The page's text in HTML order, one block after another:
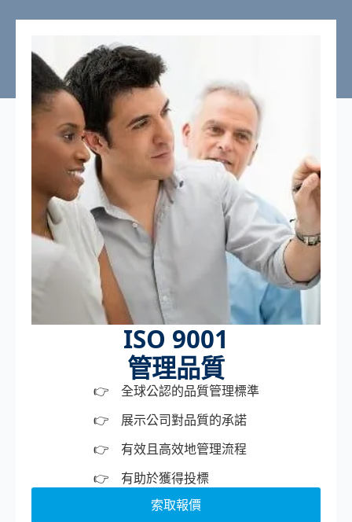
ISO 9001
管理品質
全球公認的品質管理標準
展示公司對品質的承諾
有效且高效地管理流程
有助於獲得投標
索取報價